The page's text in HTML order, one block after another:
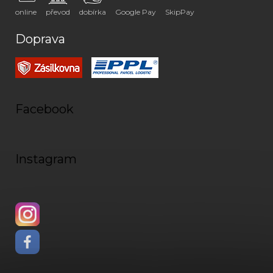
online převod dobírka Google Pay SkipPay
Doprava
Facebook
Instagram